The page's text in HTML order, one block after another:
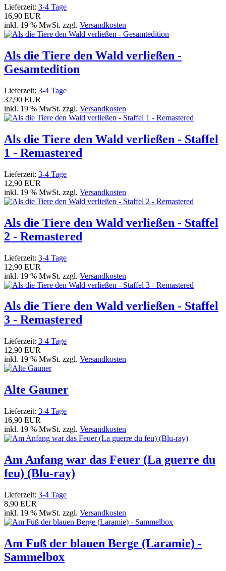
Lieferzeit: 3-4 Tage
16,90 EUR
inkl. 19 % MwSt. zzgl. Versandkosten
Als die Tiere den Wald verließen -
Gesamtedition
Lieferzeit: 3-4 Tage
32,90 EUR
inkl. 19 % MwSt. zzgl. Versandkosten
Als die Tiere den Wald verließen - Staffel
1 - Remastered
Lieferzeit: 3-4 Tage
12,90 EUR
inkl. 19 % MwSt. zzgl. Versandkosten
Als die Tiere den Wald verließen - Staffel
2 - Remastered
Lieferzeit: 3-4 Tage
12,90 EUR
inkl. 19 % MwSt. zzgl. Versandkosten
Als die Tiere den Wald verließen - Staffel
3 - Remastered
Lieferzeit: 3-4 Tage
12,90 EUR
inkl. 19 % MwSt. zzgl. Versandkosten
Alte Gauner
Lieferzeit: 3-4 Tage
16,90 EUR
inkl. 19 % MwSt. zzgl. Versandkosten
Am Anfang war das Feuer (La guerre du
feu) (Blu-ray)
Lieferzeit: 3-4 Tage
8,90 EUR
inkl. 19 % MwSt. zzgl. Versandkosten
Am Fuß der blauen Berge (Laramie) -
Sammelbox